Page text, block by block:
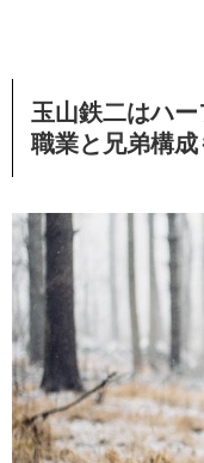
玉山鉄二はハ
職業と兄弟構